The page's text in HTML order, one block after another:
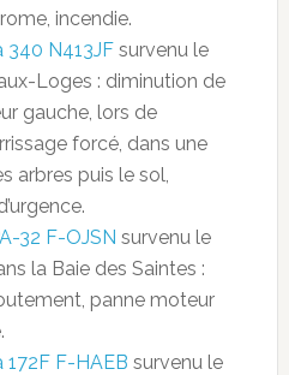
incendie.
340 N413JFsurvenu le
Loges : diminution de
gauche, lors de
forcé, dans une
arbres puis le sol,
32 F-OJSN survenu le
la Baie des Saintes :
panne moteur
172F F-HAEB survenu le